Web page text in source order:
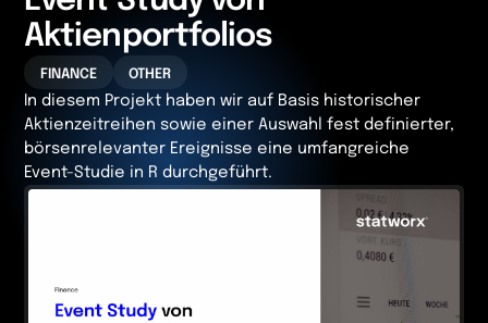
Aktienportfolios
FINANCE OTHER
In diesem Projekt haben wir auf Basis historischer
Aktienzeitreihen sowie einer Auswahl fest definierter,
börsenrelevanter Ereignisse eine umfangreiche
Event-Studie in R durchgeführt.